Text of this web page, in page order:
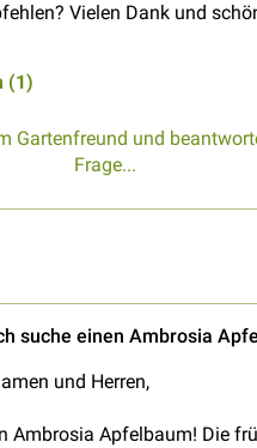
Vielen Dank und
(1)
Gartenfreund und
Frage...
suche einen Ambrosia
und Herren,
Ambrosia Apfelbaum! Die